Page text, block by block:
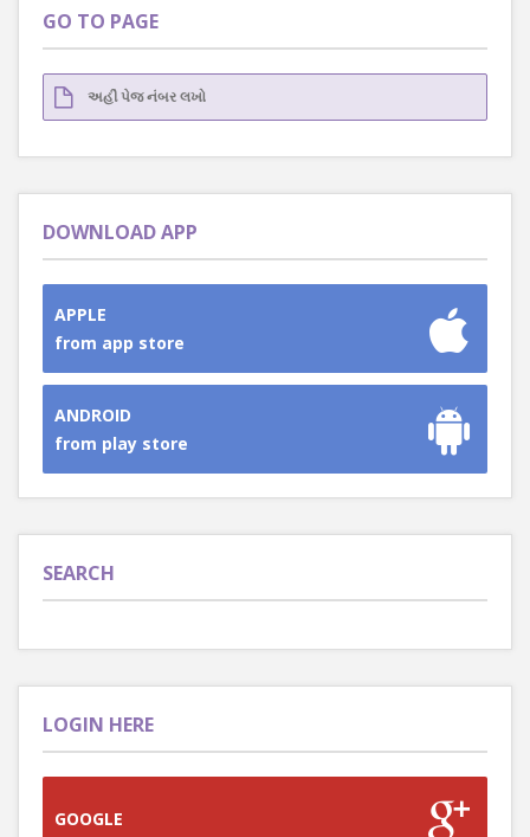
GO TO PAGE
DOWNLOAD APP
APPLE
from app store
ANDROID
from play store
SEARCH
LOGIN HERE
GOOGLE